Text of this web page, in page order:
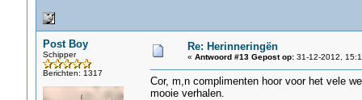
Post Boy
Schipper
Berichten: 1317
Re: Herinneringën
« Antwoord #13 Gepost op:31-12-2012,
Cor, m,n complimenten hoor voor het vele
mooie verhalen.